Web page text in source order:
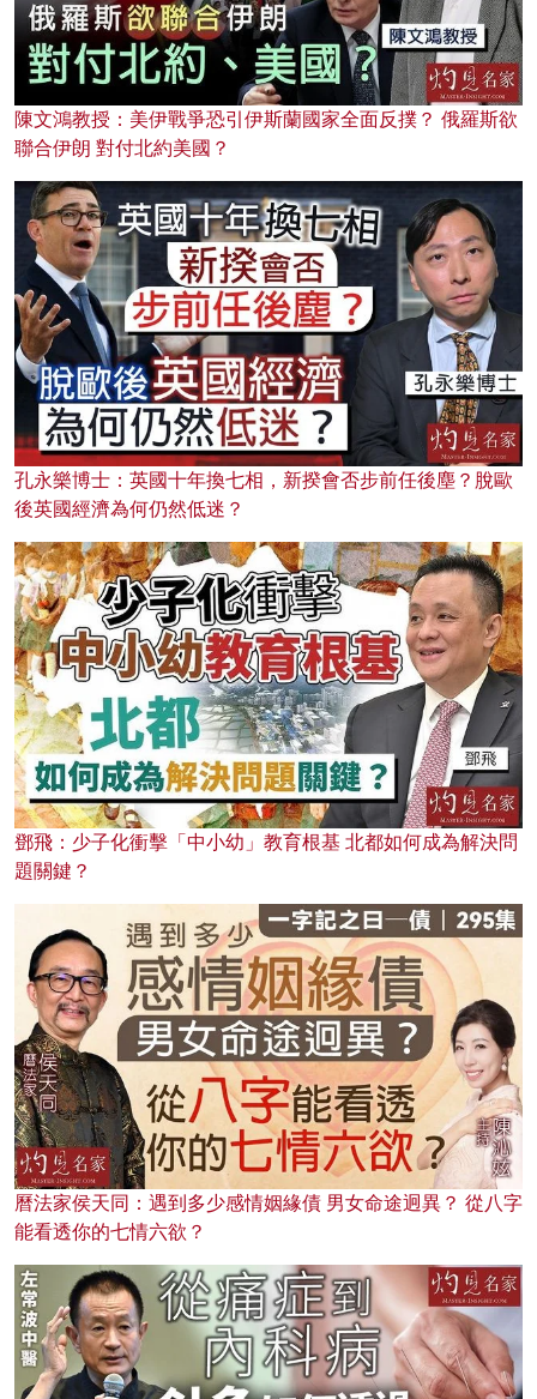
陳文鴻教授：美伊戰爭恐引伊斯蘭國家全面反撲？ 俄羅斯欲
聯合伊朗 對付北約美國？
孔永樂博士：英國十年換七相，新揆會否步前任後塵？脫歐
後英國經濟為何仍然低迷？
鄧飛：少子化衝擊「中小幼」教育根基 北都如何成為解決問
題關鍵？
曆法家侯天同：遇到多少感情姻緣債 男女命途迥異？ 從八字
能看透你的七情六欲？